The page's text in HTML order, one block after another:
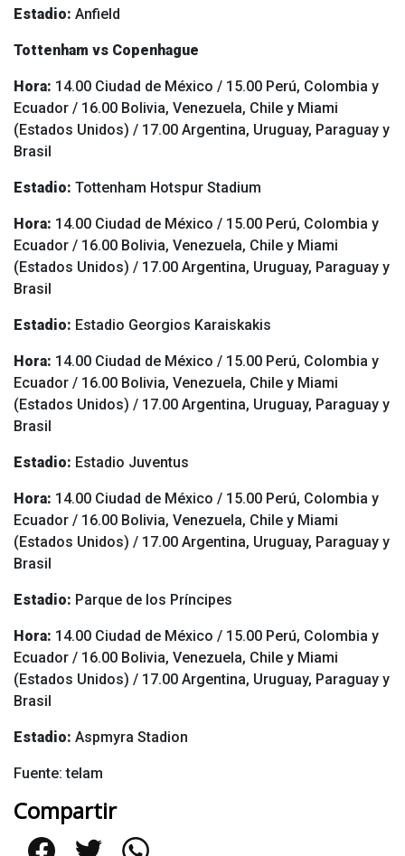
Estadio: Anfield
Tottenham vs Copenhague
Hora: 14.00 Ciudad de México / 15.00 Perú, Colombia y
Ecuador / 16.00 Bolivia, Venezuela, Chile y Miami
(Estados Unidos) / 17.00 Argentina, Uruguay, Paraguay y
Brasil
Estadio: Tottenham Hotspur Stadium
Hora: 14.00 Ciudad de México / 15.00 Perú, Colombia y
Ecuador / 16.00 Bolivia, Venezuela, Chile y Miami
(Estados Unidos) / 17.00 Argentina, Uruguay, Paraguay y
Brasil
Estadio: Estadio Georgios Karaiskakis
Hora: 14.00 Ciudad de México / 15.00 Perú, Colombia y
Ecuador / 16.00 Bolivia, Venezuela, Chile y Miami
(Estados Unidos) / 17.00 Argentina, Uruguay, Paraguay y
Brasil
Estadio: Estadio Juventus
Hora: 14.00 Ciudad de México / 15.00 Perú, Colombia y
Ecuador / 16.00 Bolivia, Venezuela, Chile y Miami
(Estados Unidos) / 17.00 Argentina, Uruguay, Paraguay y
Brasil
Estadio: Parque de los Príncipes
Hora: 14.00 Ciudad de México / 15.00 Perú, Colombia y
Ecuador / 16.00 Bolivia, Venezuela, Chile y Miami
(Estados Unidos) / 17.00 Argentina, Uruguay, Paraguay y
Brasil
Estadio: Aspmyra Stadion
Fuente: telam
Compartir